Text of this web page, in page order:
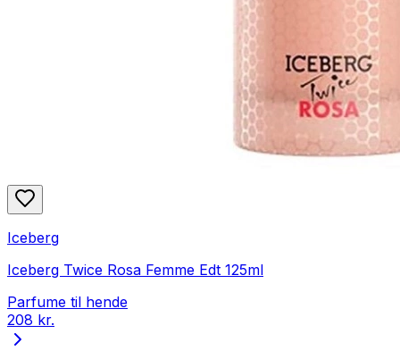
Iceberg
Iceberg Twice Rosa Femme Edt 125ml
Parfume til hende
208 kr.